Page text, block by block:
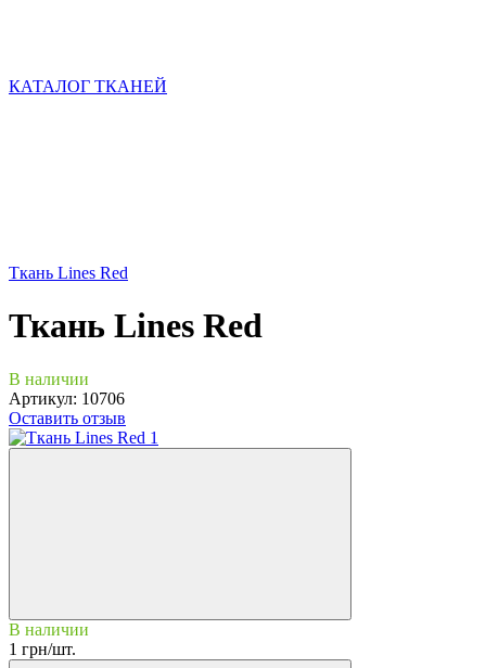
КАТАЛОГ ТКАНЕЙ
Ткань Lines Red
Ткань Lines Red
В наличии
Артикул: 10706
Оставить отзыв
В наличии
1 грн/шт.